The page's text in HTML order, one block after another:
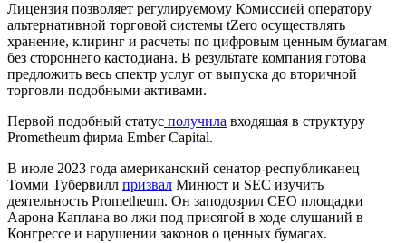
Лицензия позволяет регулируемому Комиссией оператору
альтернативной торговой системы tZero осуществлять
хранение, клиринг и расчеты по цифровым ценным бумагам
без стороннего кастодиана. В результате компания готова
предложить весь спектр услуг от выпуска до вторичной
торговли подобными активами.
Первой подобный статус получила входящая в структуру
Prometheum фирма Ember Capital.
В июле 2023 года американский сенатор-республиканец
Томми Тубервилл призвал Минюст и SEC изучить
деятельность Prometheum. Он заподозрил CEO площадки
Аарона Каплана во лжи под присягой в ходе слушаний в
Конгрессе и нарушении законов о ценных бумагах.